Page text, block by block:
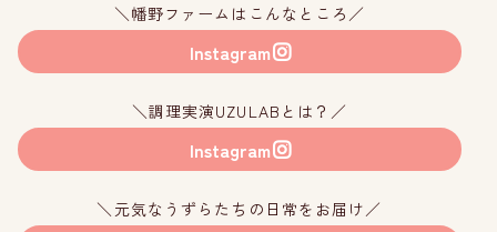
＼幡野ファームはこんなところ／
Instagram
＼調理実演UZULABとは？／
Instagram
＼元気なうずらたちの日常をお届け／